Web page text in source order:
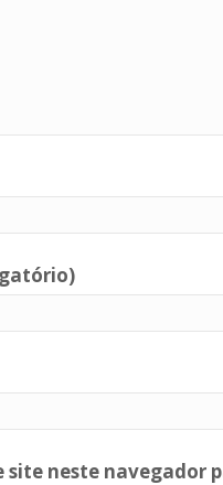
site neste navegador